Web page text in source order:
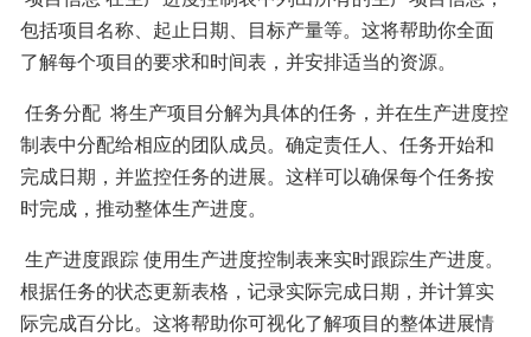
包括项目名称、起止日期、目标产量等。这将帮助你全面
了解每个项目的要求和时间表，并安排适当的资源。
制表中分配给相应的团队成员。确定责任人、任务开始和
完成日期，并监控任务的进展。这样可以确保每个任务按
时完成，推动整体生产进度。
根据任务的状态更新表格，记录实际完成日期，并计算实
际完成百分比。这将帮助你可视化了解项目的整体进展情